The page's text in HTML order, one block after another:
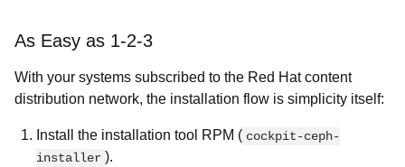
As Easy as 1-2-3
With your systems subscribed to the Red Hat content
distribution network, the installation flow is simplicity itself:
Install the installation tool RPM ( cockpit-ceph-
installer ).